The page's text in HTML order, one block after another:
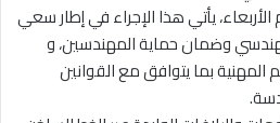
الأربعاء، يأتي هذا الإجراء في إطار سعي
وضمان حماية المهندسين، و
بما يتوافق مع القوانين